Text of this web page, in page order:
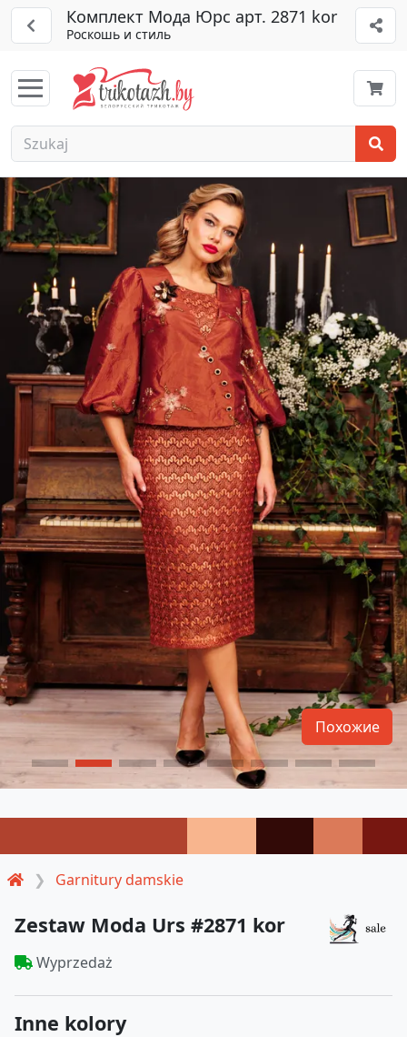
Комплект Мода Юрс арт. 2871 kor
Роскошь и стиль
Garnitury damskie
Похожие
Zestaw Moda Urs #2871 kor
Wyprzedaż
Inne kolory